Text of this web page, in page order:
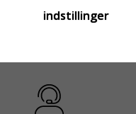
föreskrifter i kraft i
med s
indstillinger